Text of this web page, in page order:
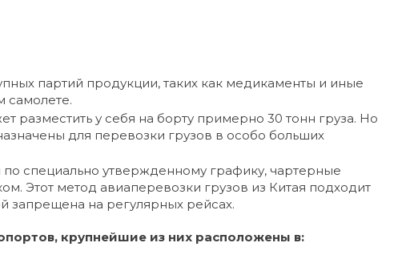
партий продукции, таких как медикаменты и иные
самолете.
у себя на борту примерно 30 тонн груза. Но
для перевозки грузов в особо больших
специально утвержденному графику, чартерные
Этот метод авиаперевозки грузов из Китая подходит
запрещена на регулярных рейсах.
крупнейшие из них расположены в: